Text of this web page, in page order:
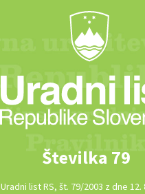
Številka 79
Uradni list RS, št. 79/2003 z dne 12.